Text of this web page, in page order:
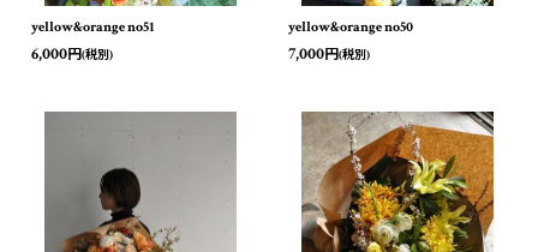
yellow&orange no51
6,000円(税別)
yellow&orange no50
7,000円(税別)